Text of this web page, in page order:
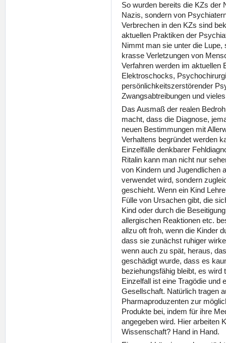
So wurden bereits die KZs der
Nazis, sondern von
Verbrechen in den KZs sind
aktuellen Praktiken der
Nimmt man sie unter die
krasse Verletzungen von
Verfahren werden im aktuellen
Elektroschocks,
persönlichkeitszerstörender
Zwangsabtreibungen und
Das Ausmaß der realen
macht, dass die Diagnose,
neuen Bestimmungen mit
Verhaltens begründet werden
Einzelfälle denkbarer
Ritalin kann man nicht nur
von Kindern und Jugendlichen
verwendet wird, sondern
geschieht. Wenn ein Kind
Fülle von Ursachen gibt, die
Kind oder durch die
allergischen Reaktionen etc.
allzu oft froh, wenn die Kinder
dass sie zunächst ruhiger
wenn auch zu spät, heraus,
geschädigt wurde, dass es
beziehungsfähig bleibt, es
Einzelfall ist eine Tragödie und
Gesellschaft. Natürlich tragen
Pharmaproduzenten zur
Produkte bei, indem für ihre
angegeben wird. Hier arbeiten
Wissenschaft? Hand in Hand.